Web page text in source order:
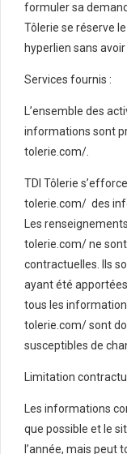
formuler sa
Tôlerie se réserve
hyperlien sans
Services fournis :
L’ensemble des
informations sont
tolerie.com/.
TDI Tôlerie
tolerie.com/ des
Les
tolerie.com/ ne
contractuelles. Ils
ayant été
tous les
tolerie.com/ sont
susceptibles de
Limitation
Les informations
que possible et le
l’année, mais peut